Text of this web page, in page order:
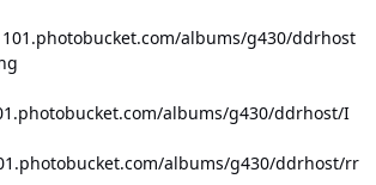
albums/g430/ddrhost
albums/g430/ddrhost/I
albums/g430/ddrhost/rr